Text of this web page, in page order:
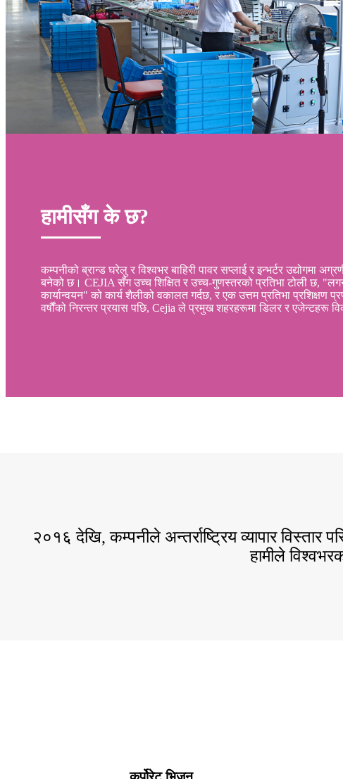
हामीसँग के छ?
कम्पनीको ब्रान्ड घरेलु र विश्वभर बाहिरी पावर सप्लाई र इन्भर्टर उद्योगमा
बनेको छ। CEJIA सँग उच्च शिक्षित र उच्च-गुणस्तरको प्रतिभा टोली छ,
कार्यान्वयन" को कार्य शैलीको वकालत गर्दछ, र एक उत्तम प्रतिभा प्रशिक्षण
वर्षौंको निरन्तर प्रयास पछि, Cejia ले प्रमुख शहरहरूमा डिलर र एजेन्टहरू
२०१६ देखि, कम्पनीले अन्तर्राष्ट्रिय व्यापार
हामीले